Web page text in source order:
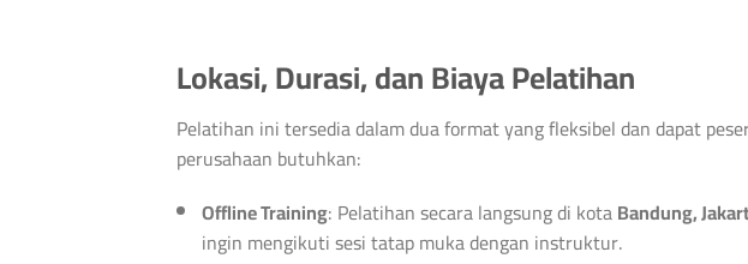
Lokasi, Durasi, dan Biaya Pelatihan
Pelatihan ini tersedia dalam dua format yang fleksibel dan dapat
perusahaan butuhkan:
Offline Training: Pelatihan secara langsung di kotaBandung,
ingin mengikuti sesi tatap muka dengan instruktur.